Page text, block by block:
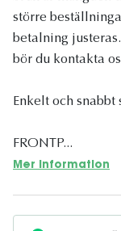
större
betalning
bör du kontakta
Enkelt och
FRONTP...
Mer information